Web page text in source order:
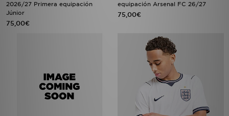
2026/27 Primera equipación
Júnior
75,00€
equipación Arsenal FC 26/27
75,00€